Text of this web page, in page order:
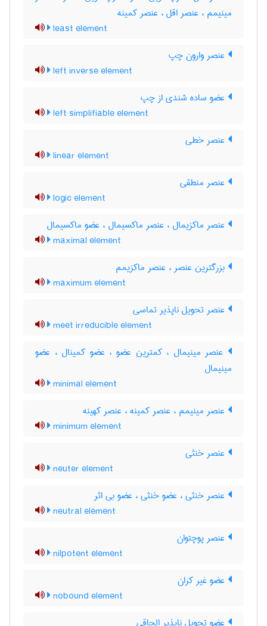
مینیمم ، عنصر اقل ، عنصر کمینه
least element
عنصر وارون چپ
left inverse element
عضو ساده شندی از چپ
left simplifiable element
عنصر خطی
linear element
عنصر منطقی
logic element
عنصر ماکزیمال ، عنصر ماکسیمال ، عضو ماکسیمال
maximal element
بزرگترین عنصر ، عنصر ماکزیمم
maximum element
عنصر تحویل ناپذیر تماسی
meet irreducible element
عنصر مینیمال ، کمترین عضو ، عضو کمینال ، عضو
مینیمال
minimal element
عنصر مینیمم ، عنصر کمینه ، عنصر کهینه
minimum element
عنصر خنثی
neuter element
عنصر خنثی ، عضو خنثی ، عضو بی اثر
neutral element
عنصر پوچتوان
nilpotent element
عضو غیر کران
nobound element